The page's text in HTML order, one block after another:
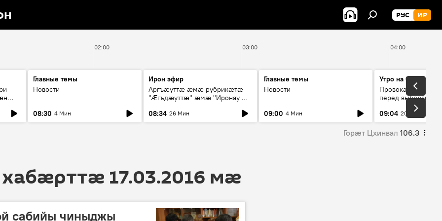
РУС ИР
02:00 03:00 04:00
Главные темы
Новости
08:30 4 Мин
Ирон эфир
Аргъæуттæ æмæ рубрикæтæ
"Æгъдæуттæ" æмæ "Иронау æй
08:34 26 Мин
Главные темы
Новости
09:00 4 Мин
Утро на Спутнике
Провокации со
перед выборами в
09:04 20 Мин
Горӕт Цхинвал 106.3
17.03.2016 мӕ
сабийы чиныджы